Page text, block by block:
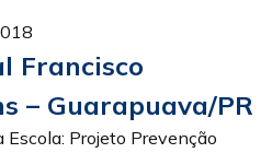
Francisco
– Guarapuava/PR
Projeto Prevenção